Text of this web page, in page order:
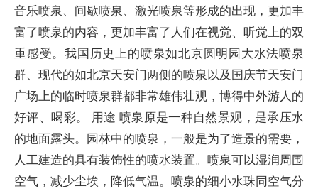
音乐喷泉、间歇喷泉、激光喷泉等形成的出现，更加丰
富了喷泉的内容，更加丰富了人们在视觉、听觉上的双
重感受。我国历史上的喷泉如北京圆明园大水法喷泉
群、现代的如北京天安门两侧的喷泉以及国庆节天安门
广场上的临时喷泉群都非常雄伟壮观，博得中外游人的
好评、喝彩。 用途 喷泉原是一种自然景观，是承压水
的地面露头。园林中的喷泉，一般是为了造景的需要，
人工建造的具有装饰性的喷水装置。喷泉可以湿润周围
空气，减少尘埃，降低气温。喷泉的细小水珠同空气分